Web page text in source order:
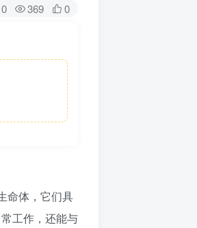
0 369 0
命体，它们具
工作，还能与